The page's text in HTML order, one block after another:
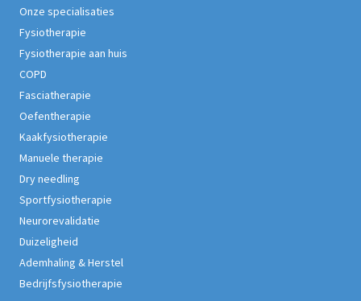
Onze specialisaties
Fysiotherapie
Fysiotherapie aan huis
COPD
Fasciatherapie
Oefentherapie
Kaakfysiotherapie
Manuele therapie
Dry needling
Sportfysiotherapie
Neurorevalidatie
Duizeligheid
Ademhaling & Herstel
Bedrijfsfysiotherapie